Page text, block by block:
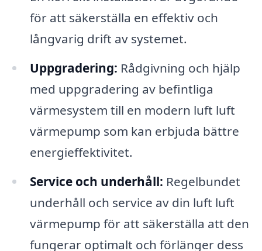
för att säkerställa en effektiv och
långvarig drift av systemet.
Uppgradering: Rådgivning och hjälp
med uppgradering av befintliga
värmesystem till en modern luft luft
värmepump som kan erbjuda bättre
energieffektivitet.
Service och underhåll: Regelbundet
underhåll och service av din luft luft
värmepump för att säkerställa att den
fungerar optimalt och förlänger dess